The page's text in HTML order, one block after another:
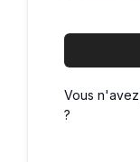
Vous
?